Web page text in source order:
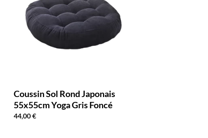
Coussin Sol Rond Japonais
55x55cm Yoga Gris Foncé
44,00€